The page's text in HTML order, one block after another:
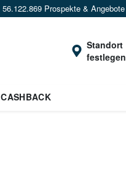
56.122.869 Prospekte & Angebote
Standort
festlegen
CASHBACK